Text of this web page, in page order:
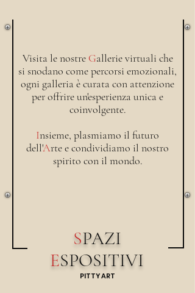
Visita le nostre Gallerie virtuali che
si snodano come percorsi emozionali,
ogni galleria è curata con attenzione
per offrire un'esperienza unica e
coinvolgente.
Insieme, plasmiamo il futuro
dell'Arte e condividiamo il nostro
spirito con il mondo.
SPAZI
ESPOSITIVI
PITTYART